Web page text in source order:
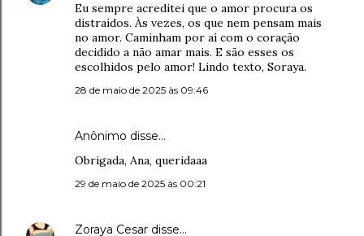
Eu sempre acreditei que o amor procura os
distraídos. Às vezes, os que nem pensam mais
no amor. Caminham por aí com o coração
decidido a não amar mais. E são esses os
escolhidos pelo amor! Lindo texto, Soraya.
28 de maio de 2025 às 09:46
Anônimo disse…
Obrigada, Ana, queridaaa
29 de maio de 2025 às 00:21
Zoraya Cesar disse…